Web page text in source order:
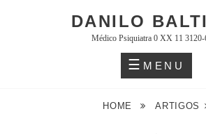
DANILO
Médico Psiquiatra 0 XX 11 3120-
MENU
HOME ARTIGOS